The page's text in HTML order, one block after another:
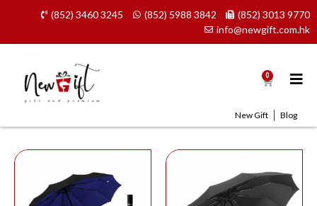
content
(852) 3460 3245 (852) 5988 3842
(852) 3013 9770
info@newgift.com.hk
0 Cart
New Gift Blog